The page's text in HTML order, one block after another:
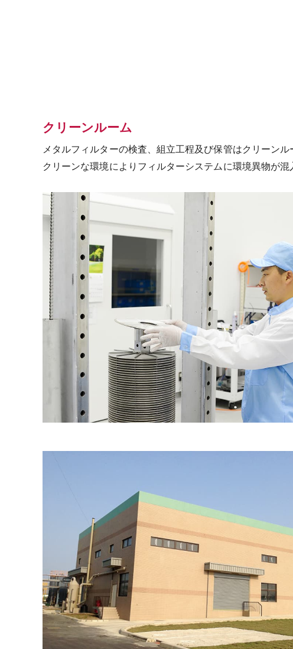
クリーンルーム
メタルフィルターの検査、組立工程及び保管はクリーンル
クリーンな環境によりフィルターシステムに環境異物が混